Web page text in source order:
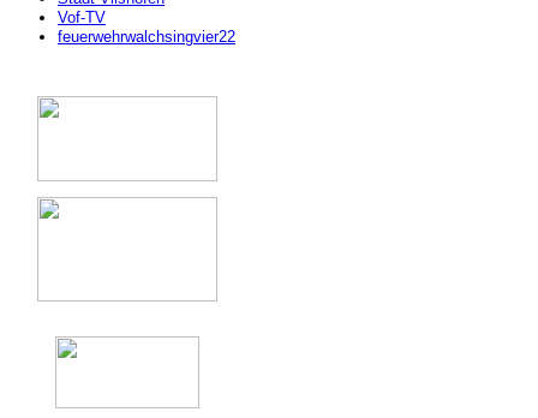
Vof-TV
feuerwehrwalchsingvier22